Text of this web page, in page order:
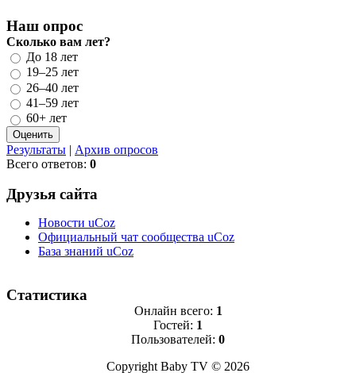
Наш опрос
Сколько вам лет?
До 18 лет
19–25 лет
26–40 лет
41–59 лет
60+ лет
Результаты | Архив опросов
Всего ответов: 0
Друзья сайта
Новости uCoz
Официальный чат сообщества uCoz
База знаний uCoz
Статистика
Онлайн всего: 1
Гостей: 1
Пользователей: 0
Copyright Baby TV © 2026